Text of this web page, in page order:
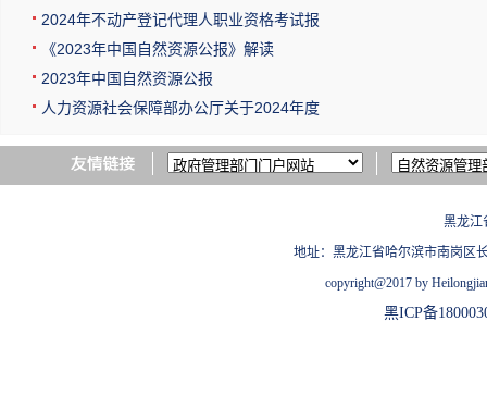
2024年不动产登记代理人职业资格考试报
《2023年中国自然资源公报》解读
2023年中国自然资源公报
人力资源社会保障部办公厅关于2024年度
黑龙江
地址：黑龙江省哈尔滨市南岗区
copyright@2017 by
黑ICP备